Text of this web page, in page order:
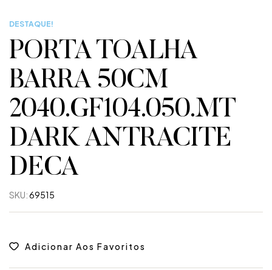
DESTAQUE!
PORTA TOALHA
BARRA 50CM
2040.GF104.050.MT
DARK ANTRACITE
DECA
SKU:69515
Adicionar Aos Favoritos